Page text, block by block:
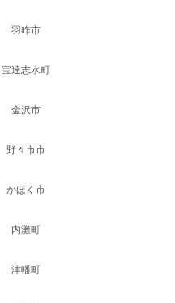
羽咋市
宝達志水町
金沢市
野々市市
かほく市
内灘町
津幡町